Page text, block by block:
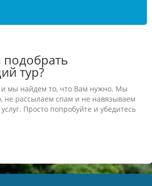
тур?
и мы найдем то, что Вам нужно. Мы
не рассылаем спам и не навязываем
Просто попробуйте и убедитесь